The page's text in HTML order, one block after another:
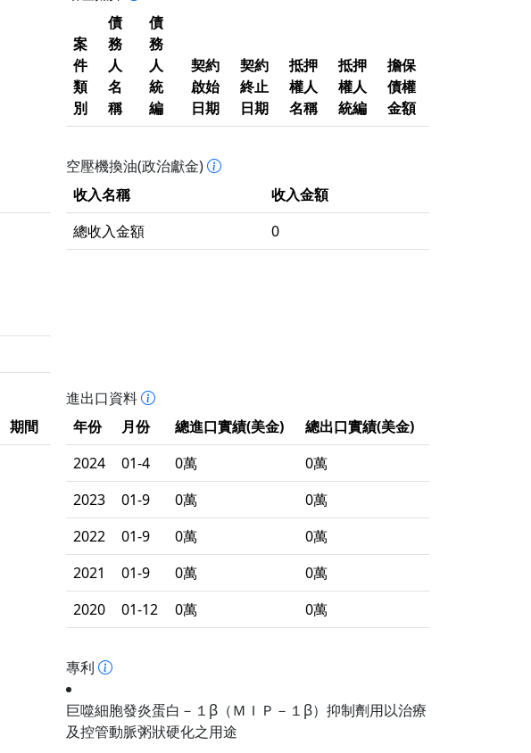
案
件
類
別
債
務
人
名
稱
債
務
人
統
編
契約
啟始
日期
契約
終止
日期
抵押
權人
名稱
抵押
權人
統編
擔保
債權
金額
空壓機換油(政治獻金)
收入名稱
收入金額
總收入金額
0
期間
進出口資料
年份
月份 總進口實績(美金)
總出口實績(美金)
2024
01-4 0萬
0萬
2023
01-9 0萬
0萬
2022
01-9 0萬
0萬
2021
01-9 0萬
0萬
2020
01-12 0萬 0萬
專利
巨噬細胞發炎蛋白－１β（ＭＩＰ－１β）抑制劑用以治療
及控管動脈粥狀硬化之用途